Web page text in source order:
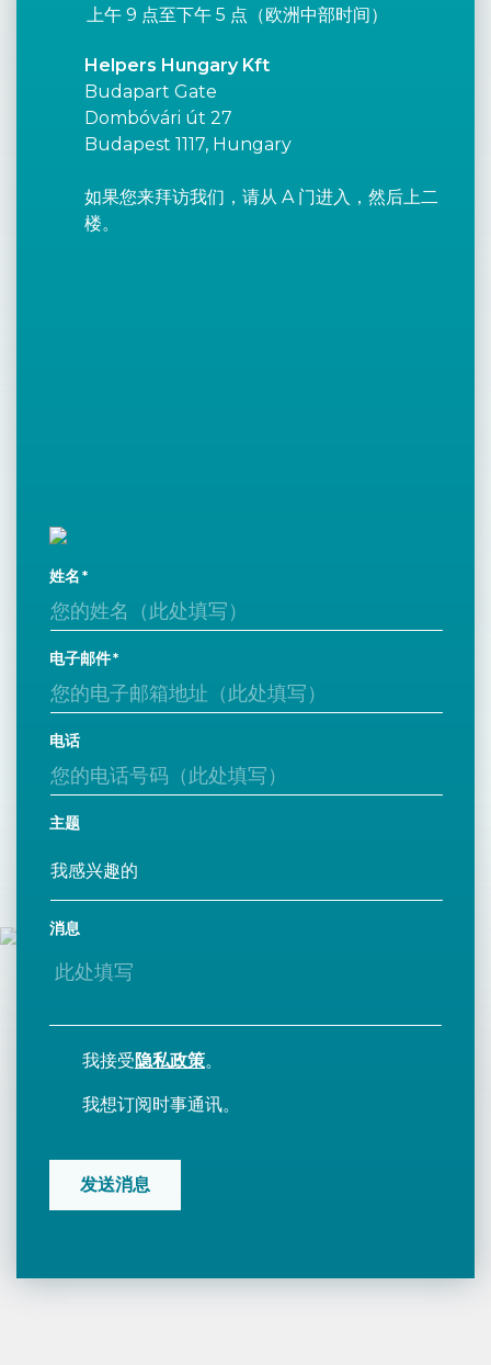
上午 9 点至下午 5 点（欧洲中部时间）
Helpers Hungary Kft
Budapart Gate
Dombóvári út 27
Budapest 1117, Hungary
如果您来拜访我们，请从 A 门进入，然后上二
楼。
姓名
电子邮件
电话
主题
消息
我接受隐私政策。
我想订阅时事通讯。